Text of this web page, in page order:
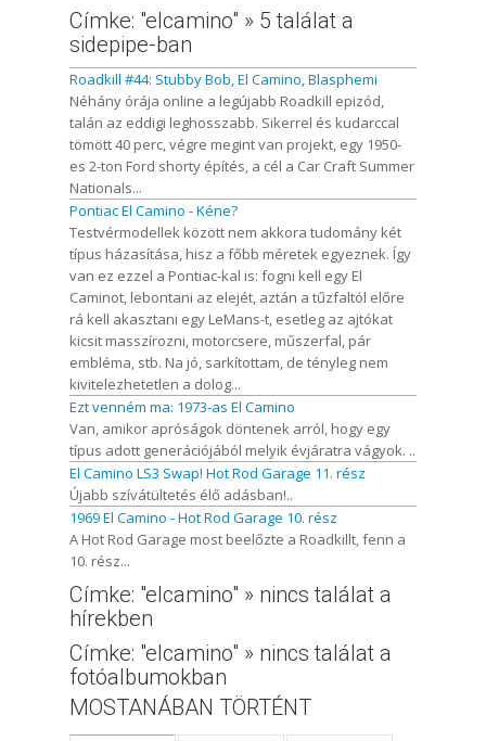
Címke: "elcamino" » 5 találat a
sidepipe-ban
Roadkill #44: Stubby Bob, El Camino, Blasphemi
Néhány órája online a legújabb Roadkill epizód,
talán az eddigi leghosszabb. Sikerrel és kudarccal
tömött 40 perc, végre megint van projekt, egy 1950-
es 2-ton Ford shorty építés, a cél a Car Craft Summer
Nationals...
Pontiac El Camino - Kéne?
Testvérmodellek között nem akkora tudomány két
típus házasítása, hisz a főbb méretek egyeznek. Így
van ez ezzel a Pontiac-kal is: fogni kell egy El
Caminot, lebontani az elejét, aztán a tűzfaltól előre
rá kell akasztani egy LeMans-t, esetleg az ajtókat
kicsit masszírozni, motorcsere, műszerfal, pár
embléma, stb. Na jó, sarkítottam, de tényleg nem
kivitelezhetetlen a dolog...
Ezt venném ma: 1973-as El Camino
Van, amikor apróságok döntenek arról, hogy egy
típus adott generációjából melyik évjáratra vágyok. ..
El Camino LS3 Swap! Hot Rod Garage 11. rész
Újabb szívátültetés élő adásban!..
1969 El Camino - Hot Rod Garage 10. rész
A Hot Rod Garage most beelőzte a Roadkillt, fenn a
10. rész...
Címke: "elcamino" » nincs találat a
hírekben
Címke: "elcamino" » nincs találat a
fotóalbumokban
MOSTANÁBAN TÖRTÉNT